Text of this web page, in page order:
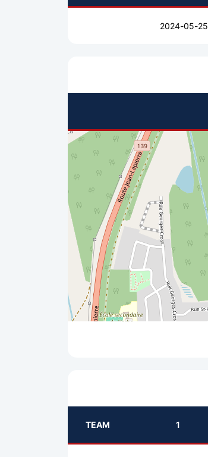
2024-05-25
TEAM 1